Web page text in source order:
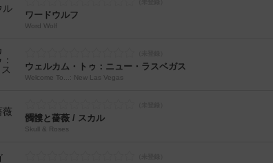
ワードウルフ
Word Wolf
ウェルカム・トゥ：ニュー・ラスベガス
Welcome To...: New Las Vegas
髑髏と薔薇 / スカル
Skull & Roses